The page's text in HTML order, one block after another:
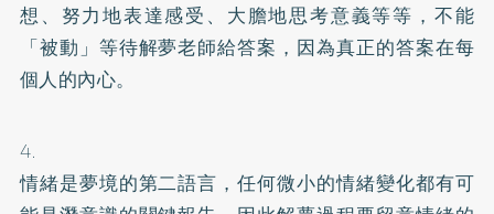
想、努力地表達感受、大膽地思考意義等等，不能
「被動」等待解夢老師給答案，因為真正的答案在每
個人的內心。
4.
情緒是夢境的第二語言，任何微小的情緒變化都有可